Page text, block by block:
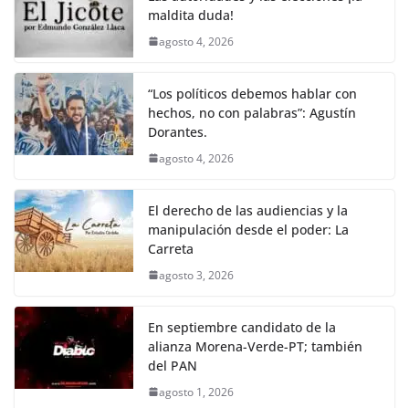
k
maldita duda!
agosto 4, 2026
“Los políticos debemos hablar con
hechos, no con palabras”: Agustín
Dorantes.
agosto 4, 2026
El derecho de las audiencias y la
manipulación desde el poder: La
Carreta
agosto 3, 2026
En septiembre candidato de la
alianza Morena-Verde-PT; también
del PAN
agosto 1, 2026